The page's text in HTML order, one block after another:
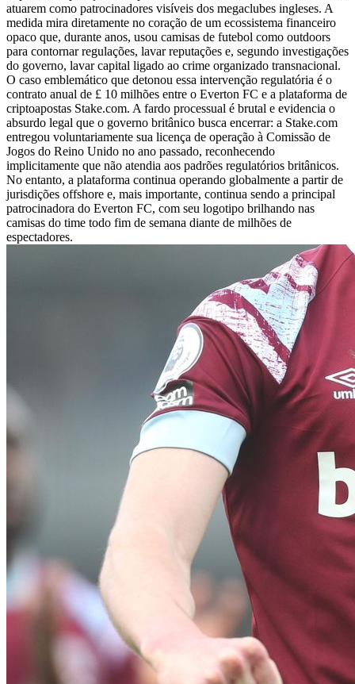
atuarem como patrocinadores visíveis dos megaclubes ingleses. A
medida mira diretamente no coração de um ecossistema financeiro
opaco que, durante anos, usou camisas de futebol como outdoors
para contornar regulações, lavar reputações e, segundo investigações
do governo, lavar capital ligado ao crime organizado transnacional.
O caso emblemático que detonou essa intervenção regulatória é o
contrato anual de £ 10 milhões entre o Everton FC e a plataforma de
criptoapostas Stake.com. A fardo processual é brutal e evidencia o
absurdo legal que o governo britânico busca encerrar: a Stake.com
entregou voluntariamente sua licença de operação à Comissão de
Jogos do Reino Unido no ano passado, reconhecendo
implicitamente que não atendia aos padrões regulatórios britânicos.
No entanto, a plataforma continua operando globalmente a partir de
jurisdições offshore e, mais importante, continua sendo a principal
patrocinadora do Everton FC, com seu logotipo brilhando nas
camisas do time todo fim de semana diante de milhões de
espectadores.